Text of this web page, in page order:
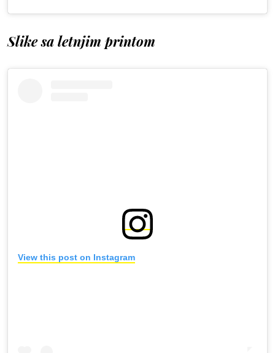
Slike sa letnjim printom
View this post on Instagram